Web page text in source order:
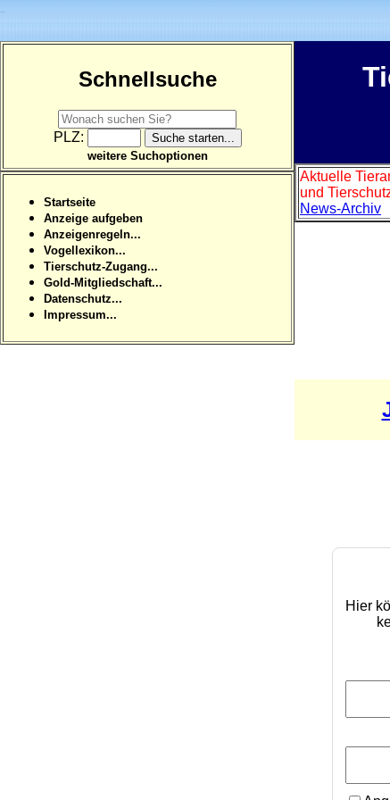
Schnellsuche
PLZ:
weitere Suchoptionen
Startseite
Anzeige aufgeben
Anzeigenregeln...
Vogellexikon...
Tierschutz-Zugang...
Gold-Mitgliedschaft...
Datenschutz...
Impressum...
Aktuelle
und
News-Archiv
Hier